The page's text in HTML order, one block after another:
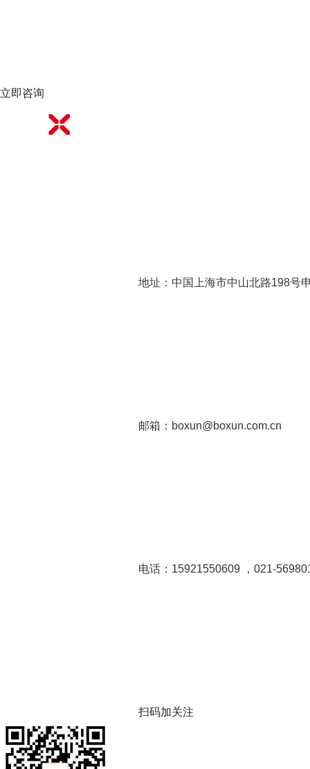
立即咨询
地址：中国上海市中山北路198号
邮箱：boxun@boxun.com.cn
电话：15921550609 ，021-
扫码加关注